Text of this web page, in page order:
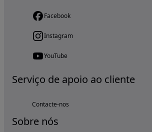
Facebook
Instagram
YouTube
Serviço de apoio ao cliente
Contacte-nos
Sobre nós